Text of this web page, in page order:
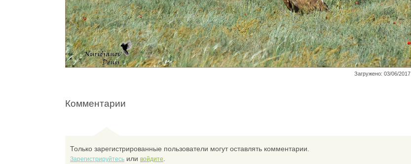
Загружено: 03/06/2017
Комментарии
Только зарегистрированные пользователи могут оставлять комментарии.
Зарегистрируйтесь или войдите